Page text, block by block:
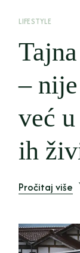
LIFESTYLE
–
već
ih
Pročitaj više